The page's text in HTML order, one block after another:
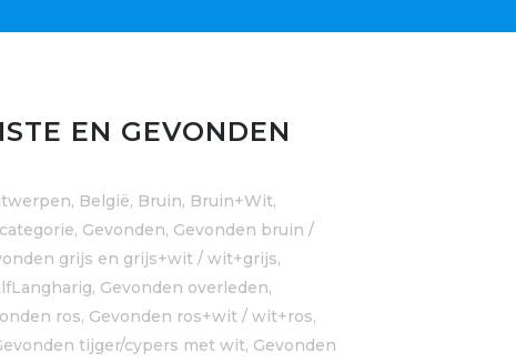
EN GEVONDEN
, België, Bruin, Bruin+Wit,
, Gevonden, Gevonden bruin /
grijs en grijs+wit / wit+grijs,
, Gevonden overleden,
ros, Gevonden ros+wit / wit+ros,
tijger/cypers met wit, Gevonden